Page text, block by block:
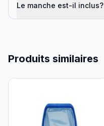
Le manche est-il inclus?
Produits similaires